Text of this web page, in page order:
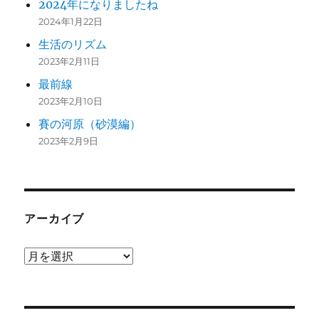
2024年になりましたね
2024年1月22日
生活のリズム
2023年2月11日
最前線
2023年2月10日
賽の河原（砂漠編）
2023年2月9日
アーカイブ
ア